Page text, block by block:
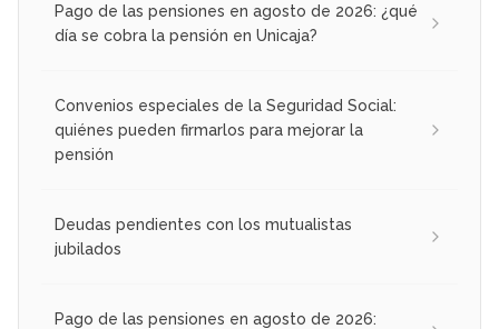
Pago de las pensiones en agosto de 2026: ¿qué
día se cobra la pensión en Unicaja?
Convenios especiales de la Seguridad Social:
quiénes pueden firmarlos para mejorar la
pensión
Deudas pendientes con los mutualistas
jubilados
Pago de las pensiones en agosto de 2026: